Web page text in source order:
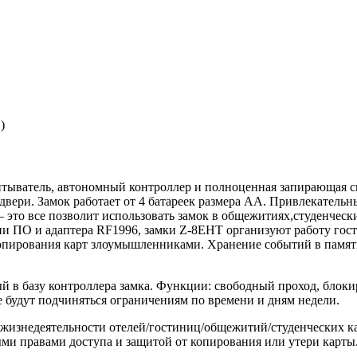
автономный контроллер и полноценная запирающая
Замок работает от 4 батареек размера АА.
все позволит использовать замок в
и адаптера RF1996, замки Z-8EHT организуют работу
карт злоумышленниками. Хранение событий в
контроллера замка. Функции: свободный проход,
подчиняться ограничениям по времени и дням недели.
отелей/гостиниц/общежитий/студенческих
правами доступа и защитой от копирования или утери карты.